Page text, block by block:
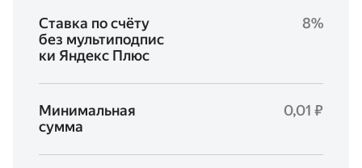
Ставка по счёту
без мультиподпис
ки Яндекс Плюс
8%
Минимальная
сумма
0,01 ₽